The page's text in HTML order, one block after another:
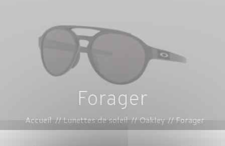
Forager
Accueil Lunettes de soleil Oakley Forager